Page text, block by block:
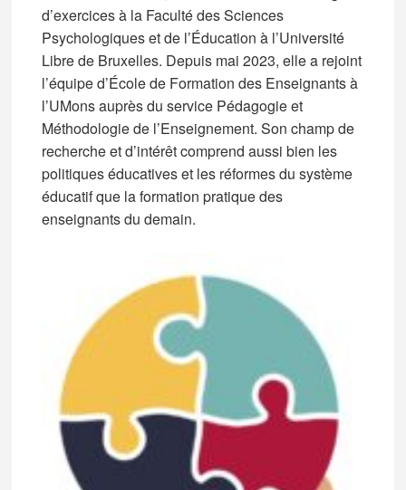
d’exercices à la Faculté des Sciences
Psychologiques et de l’Éducation à l’Université
Libre de Bruxelles. Depuis mai 2023, elle a rejoint
l’équipe d’École de Formation des Enseignants à
l’UMons auprès du service Pédagogie et
Méthodologie de l’Enseignement. Son champ de
recherche et d’intérêt comprend aussi bien les
politiques éducatives et les réformes du système
éducatif que la formation pratique des
enseignants du demain.